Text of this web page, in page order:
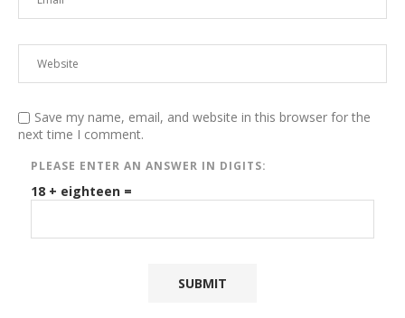
Save my name, email, and website in this browser for the
next time I comment.
PLEASE ENTER AN ANSWER IN DIGITS:
18 + eighteen =